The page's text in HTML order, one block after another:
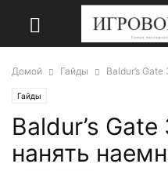
Домой Гайды Baldur’s
Гайды
Baldur’s
нанять